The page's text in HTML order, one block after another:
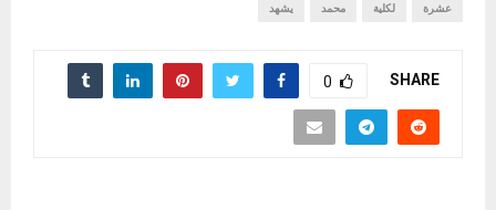
عشرة لكلية محمد يشهد
SHARE
0